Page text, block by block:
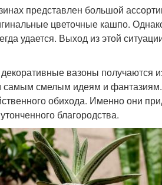
представлен большой
цветочные кашпо.
удается. Выход из этой
вазоны получаются
самым смелым идеям и
обихода. Именно они
благородства.